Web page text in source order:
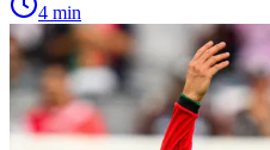
4 min